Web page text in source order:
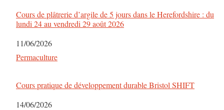
Cours de plâtrerie d’argile de 5 jours dans le Herefordshire : du
lundi 24 au vendredi 29 août 2026
Date
11/06/2026
Par rapport à
Permaculture
Cours pratique de développement durable Bristol SHIFT
Date
14/06/2026